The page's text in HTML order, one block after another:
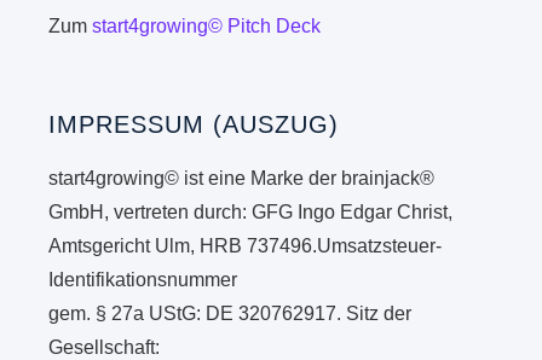
Zumstart4growing© Pitch Deck
IMPRESSUM (AUSZUG)
start4growing© ist eine Marke der brainjack®
GmbH, vertreten durch: GFG Ingo Edgar Christ,
Amtsgericht Ulm, HRB 737496.Umsatzsteuer-
Identifikationsnummer
gem. § 27a UStG: DE 320762917. Sitz der
Gesellschaft: